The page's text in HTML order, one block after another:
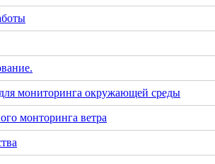
мониторинга окружающей среды
монторинга ветра